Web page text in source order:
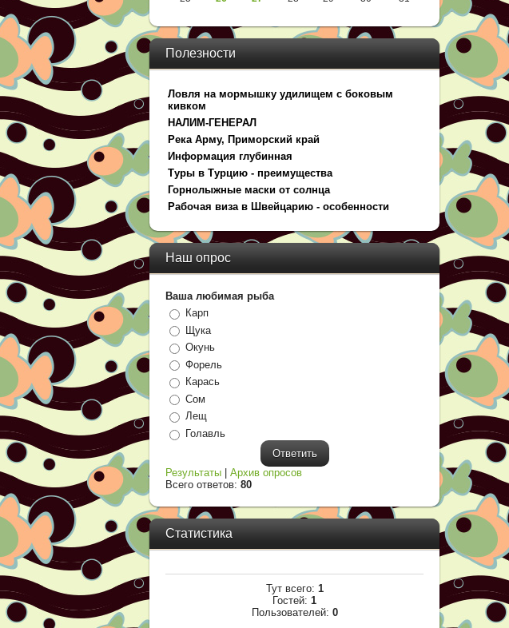
Полезности
Ловля на мормышку удилищем с боковым
кивком
НАЛИМ-ГЕНЕРАЛ
Река Арму, Приморский край
Информация глубинная
Туры в Турцию - преимущества
Горнолыжные маски от солнца
Рабочая виза в Швейцарию - особенности
Наш опрос
Ваша любимая рыба
Карп
Щука
Окунь
Форель
Карась
Сом
Лещ
Голавль
Результаты |Архив опросов
Всего ответов:80
Статистика
Тут всего: 1
Гостей: 1
Пользователей: 0